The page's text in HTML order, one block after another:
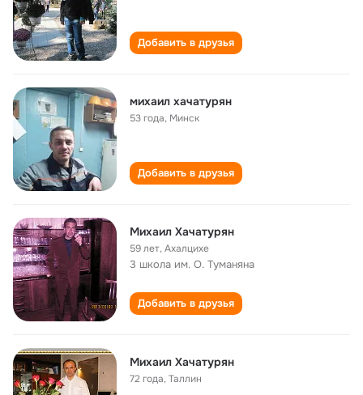
Добавить в друзья
михаил хачатурян
53 года, Минск
Добавить в друзья
Михаил Хачатурян
59 лет,Ахалцихе
3 школа им. О. Туманяна
Добавить в друзья
Михаил Хачатурян
72 года,Таллин